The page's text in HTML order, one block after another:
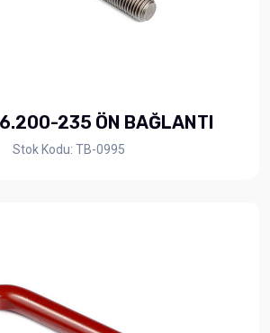
235 ÖN BAĞLANTI
Stok Kodu: TB-0995